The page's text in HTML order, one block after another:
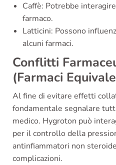
Caffè: Potrebbe
farmaco.
Latticini: Possono
alcuni farmaci.
Conflitti
(Farmaci
Al fine di evitare effetti
fondamentale segnalare
medico. Hygroton può
per il controllo della
antinfiammatori non
complicazioni.